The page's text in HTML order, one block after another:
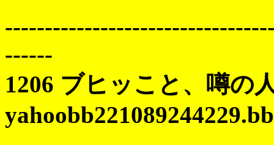
------
1206 ブヒッこと、噂の